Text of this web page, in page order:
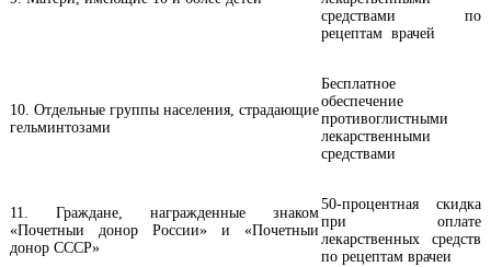
средствами по
рецептам врачей
10. Отдельные группы населения, страдающие
гельминтозами
Бесплатное
обеспечение
противоглистными
лекарственными
средствами
11. Граждане, награжденные знаком
«Почетныи донор России» и «Почетныи
донор СССР»
50-процентная скидка
при оплате
лекарственных средств
по рецептам врачеи